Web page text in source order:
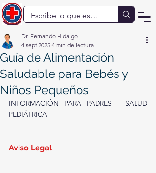
Guía de Alimentación
Saludable para Bebés y
Niños Pequeños
Dr. Fernando Hidalgo
4 sept 2025 4 min de lectura
INFORMACIÓN PARA PADRES - SALUD
PEDIÁTRICA
Aviso Legal